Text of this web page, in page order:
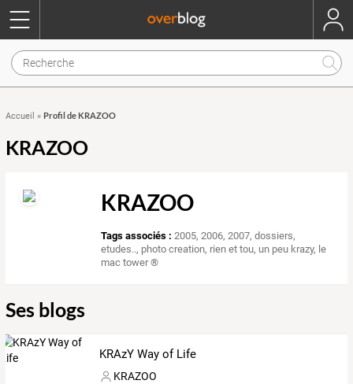
Accueil » Profil de KRAZOO
KRAZOO
KRAZOO
Tags associés : 2005,2006,2007,dossiers,
etudes.., photo creation, rien et tou, un peu krazy, le
mac tower ®
Ses blogs
KRAzY Way of Life
KRAZOO